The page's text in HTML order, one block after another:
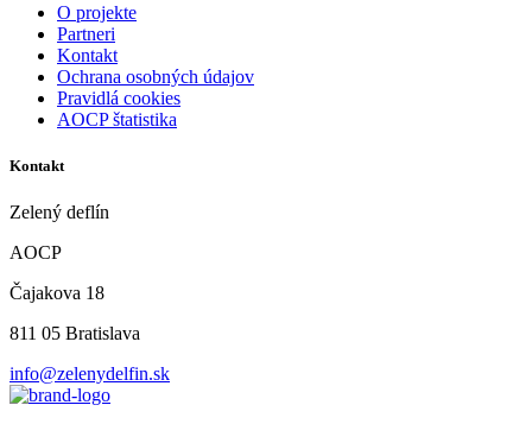
O projekte
Partneri
Kontakt
Ochrana osobných údajov
Pravidlá cookies
AOCP štatistika
Kontakt
Zelený deflín
AOCP
Čajakova 18
811 05 Bratislava
info@zelenydelfin.sk